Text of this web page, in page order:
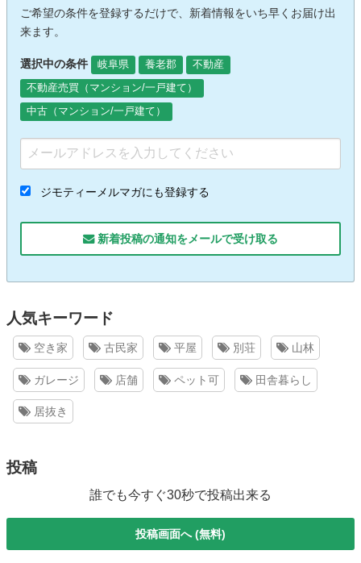
ご希望の条件を登録するだけで、新着情報をいち早くお届け出
来ます。
選択中の条件 岐阜県 養老郡
不動産
不動産売買（マンション/一戸建て）
中古（マンション/一戸建て）
ジモティーメルマガにも登録する
新着投稿の通知をメールで受け取る
人気キーワード
空き家 古民家 平屋 別荘 山林
ガレージ 店舗 ペット可 田舎暮らし
居抜き
投稿
誰でも今すぐ30秒で投稿出来る
投稿画面へ (無料)